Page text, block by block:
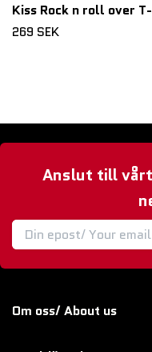
Kiss Rock n roll over
269 SEK
Anslut till
Om oss/ About us